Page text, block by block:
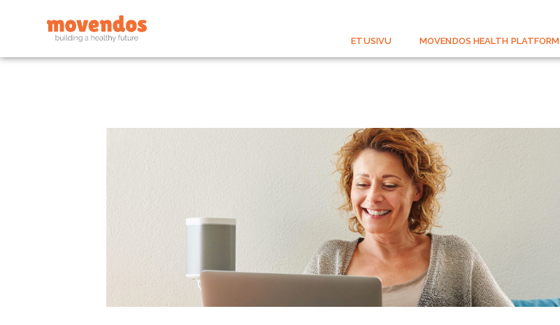
ETUSIVU MOVENDOS HEALTH PLATFORM